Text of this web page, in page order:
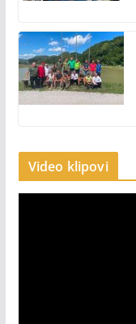
Video klipovi